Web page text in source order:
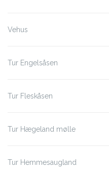
Vehus
Tur Engelsåsen
Tur Fleskåsen
Tur Hægeland mølle
Tur Hemmesaugland